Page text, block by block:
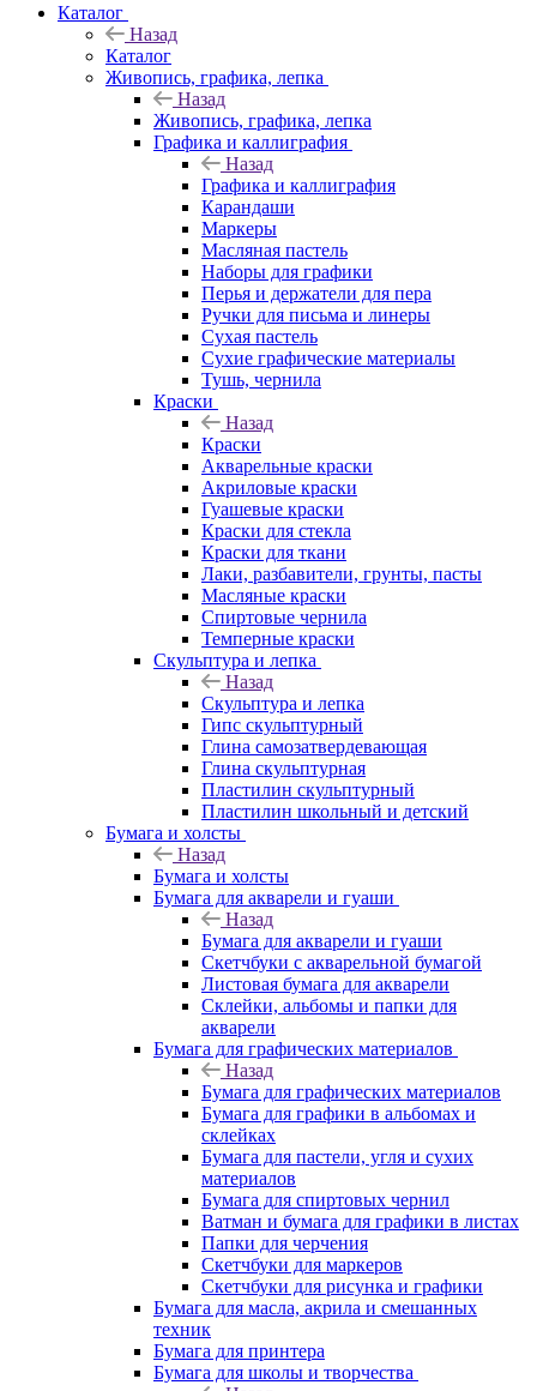
Каталог
Назад
Каталог
Живопись, графика, лепка
Назад
Живопись, графика, лепка
Графика и каллиграфия
Назад
Графика и каллиграфия
Карандаши
Маркеры
Масляная пастель
Наборы для графики
Перья и держатели для пера
Ручки для письма и линеры
Сухая пастель
Сухие графические материалы
Тушь, чернила
Краски
Назад
Краски
Акварельные краски
Акриловые краски
Гуашевые краски
Краски для стекла
Краски для ткани
Лаки, разбавители, грунты, пасты
Масляные краски
Спиртовые чернила
Темперные краски
Скульптура и лепка
Назад
Скульптура и лепка
Гипс скульптурный
Глина самозатвердевающая
Глина скульптурная
Пластилин скульптурный
Пластилин школьный и детский
Бумага и холсты
Назад
Бумага и холсты
Бумага для акварели и гуаши
Назад
Бумага для акварели и гуаши
Скетчбуки с акварельной бумагой
Листовая бумага для акварели
Склейки, альбомы и папки для
акварели
Бумага для графических материалов
Назад
Бумага для графических материалов
Бумага для графики в альбомах и
склейках
Бумага для пастели, угля и сухих
материалов
Бумага для спиртовых чернил
Ватман и бумага для графики в листах
Папки для черчения
Скетчбуки для маркеров
Скетчбуки для рисунка и графики
Бумага для масла, акрила и смешанных
техник
Бумага для принтера
Бумага для школы и творчества